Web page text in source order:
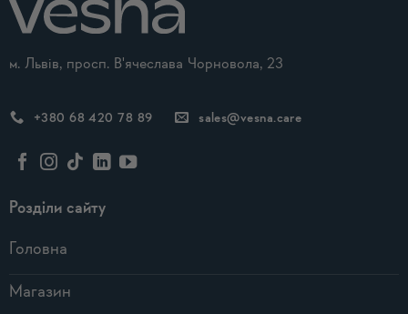
м. Львів, просп. В'ячеслава Чорновола, 23
+380 68 420 78 89 sales@vesna.care
Розділи сайту
Головна
Магазин